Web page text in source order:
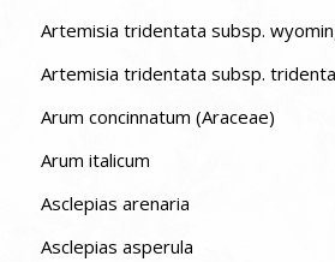
Artemisia tridentata subsp.
Artemisia tridentata subsp.
Arum concinnatum (Araceae)
Arum italicum
Asclepias arenaria
Asclepias asperula